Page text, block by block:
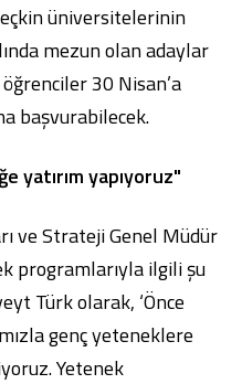
üniversitelerinin
mezun olan adaylar
30 Nisan’a
başvurabilecek.
yatırım yapıyoruz"
ve Strateji Genel Müdür
programlarıyla ilgili şu
Türk olarak, ‘Önce
genç yeteneklere
Yetenek